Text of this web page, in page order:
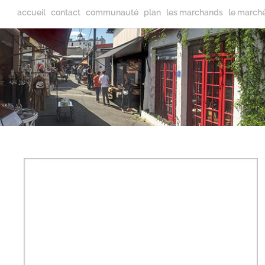
accueil contact communauté plan les marchands le